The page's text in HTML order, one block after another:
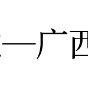
广